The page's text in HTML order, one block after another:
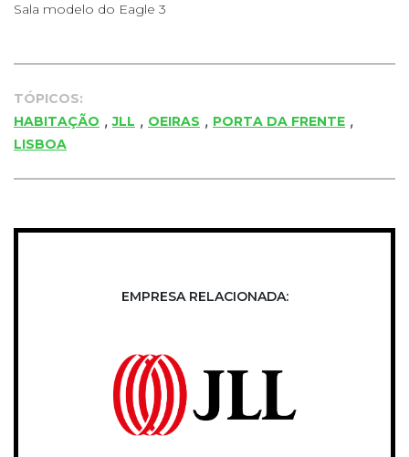
Sala modelo do Eagle 3
TÓPICOS:
HABITAÇÃO ,JLL , OEIRAS , PORTA DA FRENTE ,
LISBOA
EMPRESA RELACIONADA: